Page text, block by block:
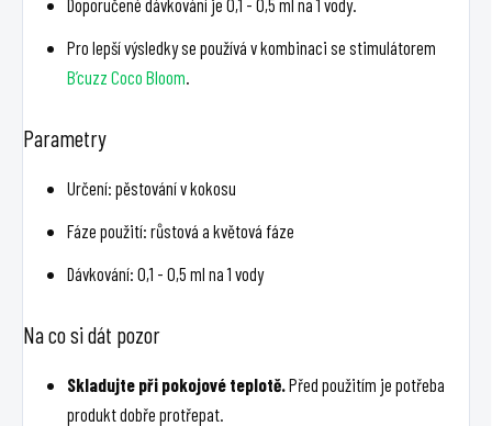
Pro lepší výsledky se používá v kombinaci se stimulátorem
B’cuzz Coco Bloom
Parametry
Určení: pěstování v kokosu
Fáze použití: růstová a květová fáze
Dávkování: 0,1 - 0,5 ml na 1 vody
Na co si dát pozor
Skladujte při pokojové teplotě. Před použitím je potřeba
produkt dobře protřepat.